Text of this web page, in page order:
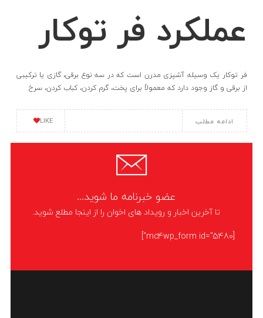
عملکرد فر توکار
فر توکار یک وسیله آشپزی مدرن است که در سه نوع برقی، گازی یا ترکیبی
از برقی و گاز وجود دارد که معمولاً برای پخت، گرم کردن، کباب کردن، سرخ
LIKE ادامه مطلب
عضو خبرنامه ما شوید...
تا آخرین اخبار و رویداد های اخوان را از اینجا مطلع شوید.
[mc4wp_form id="5480"]